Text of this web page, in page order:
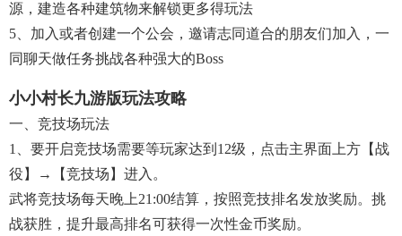
源，建造各种建筑物来解锁更多得玩法
5、加入或者创建一个公会，邀请志同道合的朋友们加入，一
同聊天做任务挑战各种强大的boss
小小村长九游版玩法攻略
一、竞技场玩法
1、要开启竞技场需要等玩家达到12级，点击主界面上方【战
役】→【竞技场】进入。
武将竞技场每天晚上21:00结算，按照竞技排名发放奖励。挑
战获胜，提升最高排名可获得一次性金币奖励。